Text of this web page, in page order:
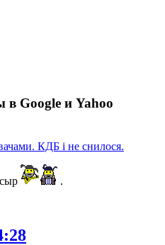
Google и Yahoo
КДБ і не снилося.
.